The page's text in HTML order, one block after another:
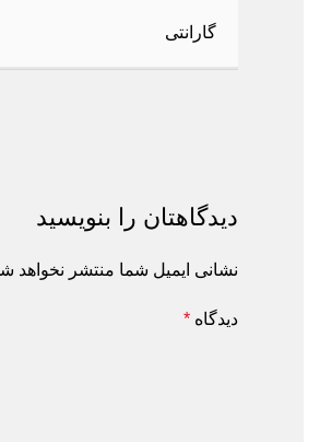
گارانتی
دیدگاهتان را بنویسید
نشانی ایمیل شما منتشر نخواهد شد.
دیدگاه*